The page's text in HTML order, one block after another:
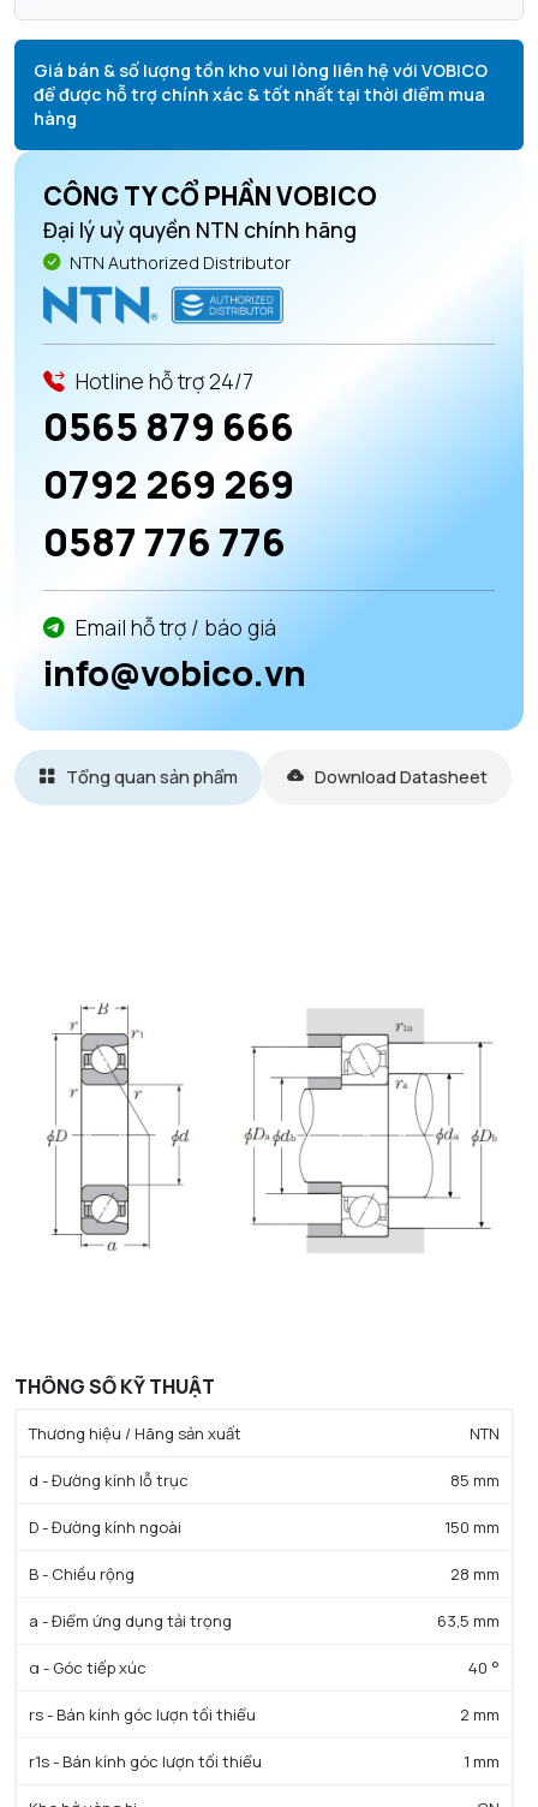
Giá bán & số lượng tồn kho vui lòng liên hệ với VOBICO
để được hỗ trợ chính xác & tốt nhất tại thời điểm mua
hàng
CÔNG TY CỔ PHẦN VOBICO
Đại lý uỷ quyền NTN chính hãng
NTN Authorized Distributor
Hotline hỗ trợ 24/7
0565 879 666
0792 269 269
0587 776 776
Email hỗ trợ / báo giá
info@vobico.vn
Tổng quan sản phẩm Download Datasheet
THÔNG SỐ KỸ THUẬT
Thương hiệu / Hãng sản xuất NTN
d - Đường kính lỗ trục 85 mm
D - Đường kính ngoài 150 mm
B - Chiều rộng 28 mm
a - Điểm ứng dụng tải trọng 63,5 mm
α - Góc tiếp xúc 40 °
rs - Bán kính góc lượn tối thiểu 2 mm
r1s - Bán kính góc lượn tối thiểu 1 mm